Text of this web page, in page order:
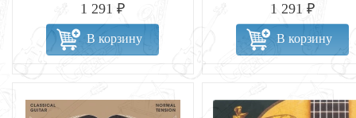
1 291 ₽
В корзину
1 291 ₽
В корзину